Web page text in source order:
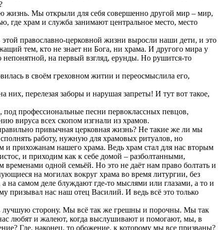
жизнь. Мы открыли для себя совершенно другой мир – мир,
где храм и служба занимают центральное место, место
православно-церковной жизни выросли наши дети, и это
тем, кто не знает ни Бога, ни храма. И другого мира у
непонятной, на первый взгляд, ерунды. Но рушится-то
в своём греховном житии и переосмыслила его,
перелезая заборы и нарушая запреты! И тут вот такое,
профессиональные песни первоклассных певцов,
вируса всех скопом изгнали из храмов.
привычная церковная жизнь? Не такие же ли мы
работу, нужную для храмовых ритуалов, но
прихожанам нашего храма. Ведь храм стал для нас вторым
и приходим как к себе домой – разболтанными,
одной семьёй. Но это не даёт нам право болтать и
на могилах вокруг храма во время литургии, без
на самом деле блуждают где-то мыслями или глазами, а то и
призывал нас наш отец Василий. И ведь всё это только
лучшую сторону. Мы всё так же грешны и порочны. Мы так
любят и жалеют, когда выслушивают и помогают, мы, в
Где, наконец, то обожение, к которому мы все призваны?